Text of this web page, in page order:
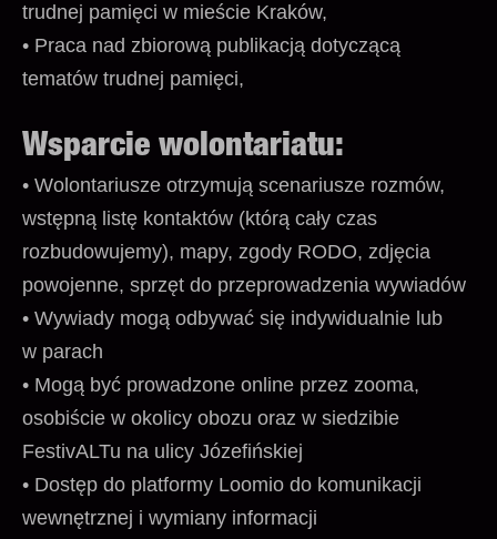
trudnej pamięci w mieście Kraków,
• Praca nad zbiorową publikacją dotyczącą
tematów trudnej pamięci,
Wsparcie wolontariatu:
• Wolontariusze otrzymują scenariusze rozmów,
wstępną listę kontaktów (którą cały czas
rozbudowujemy), mapy, zgody RODO, zdjęcia
powojenne, sprzęt do przeprowadzenia wywiadów
• Wywiady mogą odbywać się indywidualnie lub
w parach
• Mogą być prowadzone online przez zooma,
osobiście w okolicy obozu oraz w siedzibie
FestivALTu na ulicy Józefińskiej
• Dostęp do platformy Loomio do komunikacji
wewnętrznej i wymiany informacji